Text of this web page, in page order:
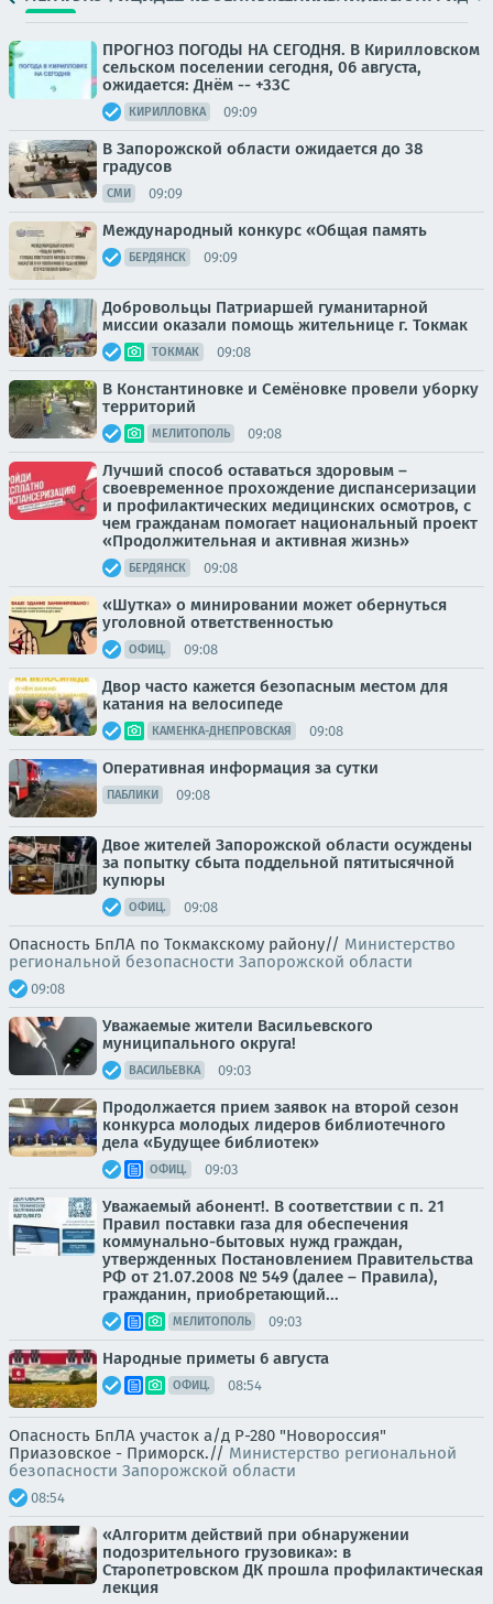
ПРОГНОЗ ПОГОДЫ НА СЕГОДНЯ. В Кирилловском
сельском поселении сегодня, 06 августа,
ожидается: Днём -- +33С
КИРИЛЛОВКА 09:09
В Запорожской области ожидается до 38
градусов
СМИ 09:09
Международный конкурс «Общая память
БЕРДЯНСК 09:09
Добровольцы Патриаршей гуманитарной
миссии оказали помощь жительнице г. Токмак
ТОКМАК 09:08
В Константиновке и Семёновке провели уборку
территорий
МЕЛИТОПОЛЬ 09:08
Лучший способ оставаться здоровым –
своевременное прохождение диспансеризации
и профилактических медицинских осмотров, с
чем гражданам помогает национальный проект
«Продолжительная и активная жизнь»
БЕРДЯНСК 09:08
«Шутка» о минировании может обернуться
уголовной ответственностью
ОФИЦ. 09:08
Двор часто кажется безопасным местом для
катания на велосипеде
КАМЕНКА-ДНЕПРОВСКАЯ 09:08
Оперативная информация за сутки
ПАБЛИКИ 09:08
Двое жителей Запорожской области осуждены
за попытку сбыта поддельной пятитысячной
купюры
ОФИЦ. 09:08
Опасность БпЛА по Токмакскому району// Министерство
региональной безопасности Запорожской области
09:08
Уважаемые жители Васильевского
муниципального округа!
ВАСИЛЬЕВКА 09:03
Продолжается прием заявок на второй сезон
конкурса молодых лидеров библиотечного
дела «Будущее библиотек»
ОФИЦ. 09:03
Уважаемый абонент!. В соответствии с п. 21
Правил поставки газа для обеспечения
коммунально-бытовых нужд граждан,
утвержденных Постановлением Правительства
РФ от 21.07.2008 № 549 (далее – Правила),
гражданин, приобретающий...
МЕЛИТОПОЛЬ 09:03
Народные приметы 6 августа
ОФИЦ. 08:54
Опасность БпЛА участок а/д Р-280 "Новороссия"
Приазовское - Приморск.// Министерство региональной
безопасности Запорожской области
08:54
«Алгоритм действий при обнаружении
подозрительного грузовика»: в
Старопетровском ДК прошла профилактическая
лекция